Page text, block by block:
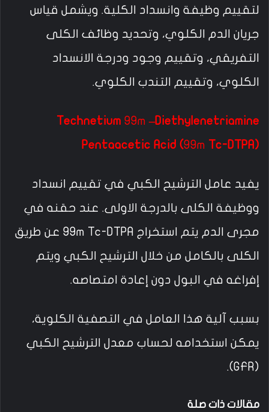
لتقييم وظيفة وانسداد الكلية. ويشمل قياس
جريان الدم الكلوي، وتحديد وظائف الكلى
التفريقي، وتقييم وجود ودرجة الانسداد
الكلوي، وتقييم التندب الكلوي.
Technetium 99m–Diethylenetriamine
Pentaacetic Acid (99m Tc-DTPA)
يفيد عامل الترشيح الكبي في تقييم انسداد
ووظيفة الكلى بالدرجة الاولى. عند حقنه في
مجرى الدم يتم استخراج 99m Tc-DTPA عن طريق
الكلى بالكامل من خلال الترشيح الكبي ويتم
إفراغه في البول دون إعادة امتصاصه.
بسبب آلية هذا العامل في التصفية الكلوية،
يمكن استخدامه لحساب معدل الترشيح الكبي
(GFR).
مقالات ذات صلة